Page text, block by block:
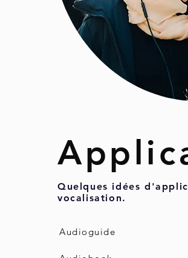
Quelques idées
vocalisation.
Audioguide